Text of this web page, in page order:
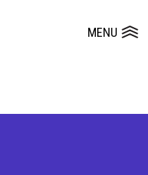
MENU
Salles